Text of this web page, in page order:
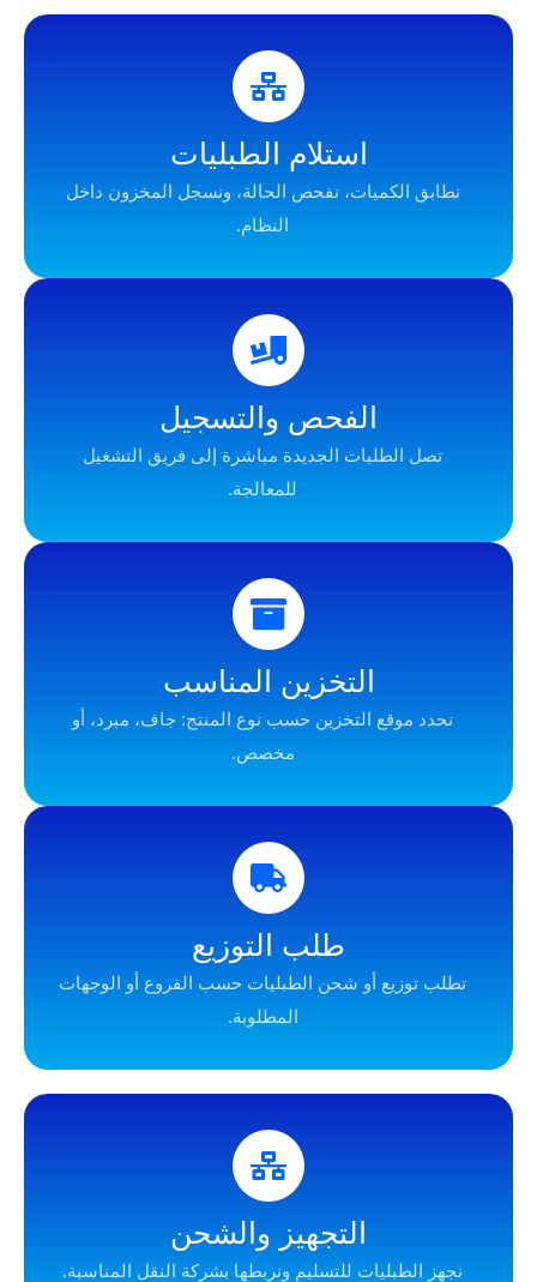
استلام الطبليات
نفحص الحالة، ونسجل المخزون داخل
الفحص والتسجيل
الجديدة مباشرة إلى فريق التشغيل
التخزين المناسب
التخزين حسب نوع المنتج: جاف، مبرد، أو
طلب التوزيع
أو شحن الطبليات حسب الفروع أو الوجهات
التجهيز والشحن
للتسليم ونربطها بشركة النقل المناسبة.